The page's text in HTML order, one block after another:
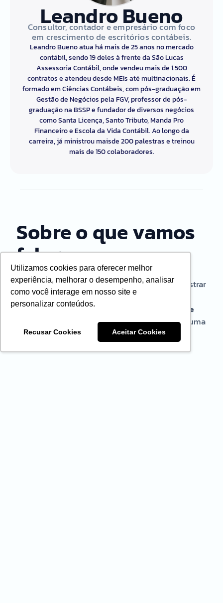
Utilizamos cookies para oferecer melhor
experiência, melhorar o desempenho, analisar
como você interage em nosso site e
personalizar conteúdos.
Recusar Cookies Aceitar Cookies
Leandro Bueno
Consultor, contador e empresário com foco
em crescimento de escritórios contábeis.
Leandro Bueno atua há mais de 25 anos no mercado
contábil, sendo 19 deles à frente da São Lucas
Assessoria Contábil, onde vendeu mais de 1.500
contratos e atendeu desde MEIs até multinacionais. É
formado em Ciências Contábeis, com pós-graduação em
Gestão de Negócios pela FGV, professor de pós-
graduação na BSSP e fundador de diversos negócios
como Santa Licença, Santo Tributo, Manda Pro
Financeiro e Escola da Vida Contábil. Ao longo da
carreira, já ministrou maisde 200 palestras e treinou
mais de 150 colaboradores.
Sobre o que vamos
falar
Oportunidades de Negócios na Área Fiscal,
baseado em seu curso,Leandro Buenoirá mostrar
como escritórios de contabilidade podem
estruturar processos comerciais, precificar de
e transformar a área fiscal emuma
verdadeira máquina de geração de receita —